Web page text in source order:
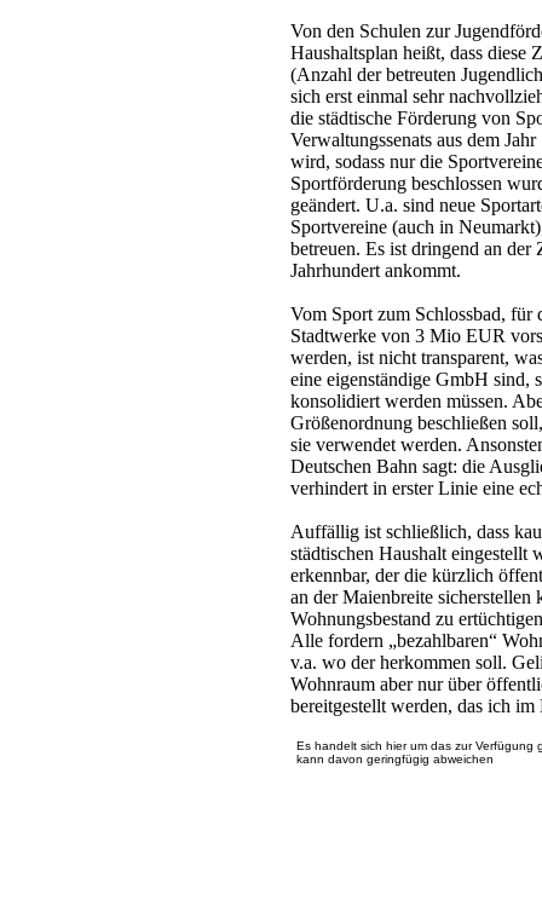
Von den Schulen zur
Haushaltsplan heißt, dass diese
(Anzahl der betreuten
sich erst einmal sehr
die städtische Förderung von
Verwaltungssenats aus dem
wird, sodass nur die
Sportförderung beschlossen
geändert. U.a. sind neue
Sportvereine (auch in
betreuen. Es ist dringend an
Jahrhundert ankommt.
Vom Sport zum Schlossbad, für
Stadtwerke von 3 Mio EUR
werden, ist nicht transparent,
eine eigenständige GmbH sind,
konsolidiert werden müssen.
Größenordnung beschließen
sie verwendet werden.
Deutschen Bahn sagt: die
verhindert in erster Linie eine
Auffällig ist schließlich, dass
städtischen Haushalt eingestellt
erkennbar, der die kürzlich
an der Maienbreite sicherstellen
Wohnungsbestand zu
Alle fordern „bezahlbaren“
v.a. wo der herkommen soll.
Wohnraum aber nur über
bereitgestellt werden, das ich im
Es handelt sich hier um das zur Verfügung
kann davon geringfügig abweichen